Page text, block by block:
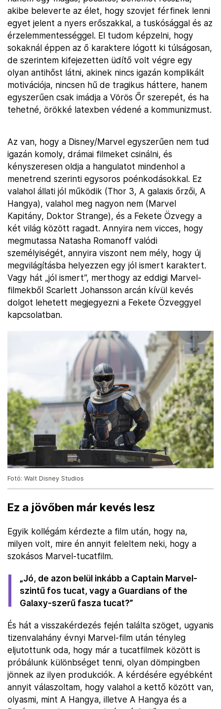
akibe beleverte az élet, hogy szovjet férfinek lenni
egyet jelent a nyers erőszakkal, a tuskósággal és az
érzelemmentességgel. El tudom képzelni, hogy
sokaknál éppen az ő karaktere lógott ki túlságosan,
de szerintem kifejezetten üdítő volt végre egy
olyan antihőst látni, akinek nincs igazán komplikált
motivációja, nincsen hű de tragikus háttere, hanem
egyszerűen csak imádja a Vörös Őr szerepét, és ha
tehetné, örökké latexben védené a kommunizmust.
Az van, hogy a Disney/Marvel egyszerűen nem tud
igazán komoly, drámai filmeket csinálni, és
kényszeresen oldja a hangulatot mindenhol a
menetrend szerinti egysoros poénkodásokkal. Ez
valahol állati jól működik (Thor 3, A galaxis őrzői, A
Hangya), valahol meg nagyon nem (Marvel
Kapitány, Doktor Strange), és a Fekete Özvegy a
két világ között ragadt. Annyira nem vicces, hogy
megmutassa Natasha Romanoff valódi
személyiségét, annyira viszont nem mély, hogy új
megvilágításba helyezzen egy jól ismert karaktert.
Vagy hát „jól ismert”, merthogy az eddigi Marvel-
filmekből Scarlett Johansson arcán kívül kevés
dolgot lehetett megjegyezni a Fekete Özveggyel
kapcsolatban.
Fotó: Walt Disney Studios
Ez a jövőben már kevés lesz
Egyik kollégám kérdezte a film után, hogy na,
milyen volt, mire én annyit feleltem neki, hogy a
szokásos Marvel-tucatfilm.
„Jó, de azon belül inkább a Captain Marvel-
szintű fos tucat, vagy a Guardians of the
Galaxy-szerű fasza tucat?”
És hát a visszakérdezés fején találta szöget, ugyanis
tizenvalahány évnyi Marvel-film után tényleg
eljutottunk oda, hogy már a tucatfilmek között is
próbálunk különbséget tenni, olyan dömpingben
jönnek az ilyen produkciók. A kérdésére egyébként
annyit válaszoltam, hogy valahol a kettő között van,
olyasmi, mint A Hangya, illetve A Hangya és a